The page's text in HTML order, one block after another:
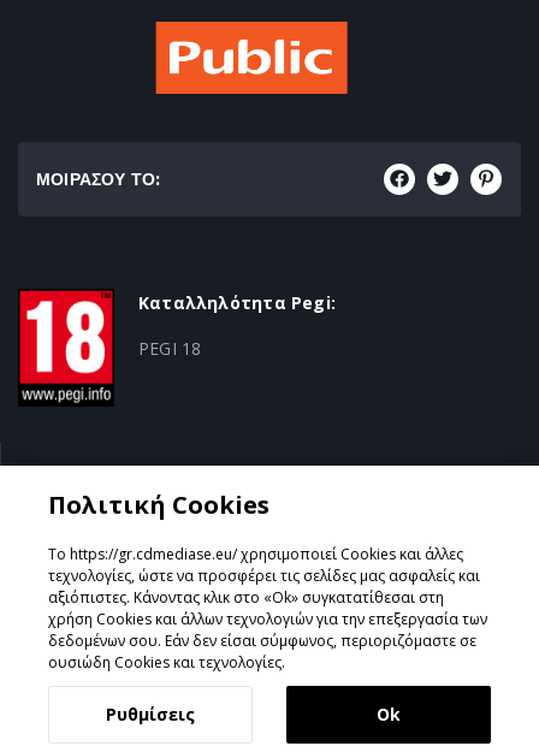
ΜΟΙΡΑΣΟΥ ΤΟ:
Καταλληλότητα Pegi:
PEGI 18
Action/Adventure
Σχεδιάστηκε & Υλοποιήθηκε απόGeeSmo - Internet
Transformation
Πολιτική Cookies
Το https://gr.cdmediase.eu/ χρησιμοποιεί Cookies και άλλες
τεχνολογίες, ώστε να προσφέρει τις σελίδες μας ασφαλείς και
αξιόπιστες. Κάνοντας κλικ στο «Ok» συγκατατίθεσαι στη
χρήση Cookies και άλλων τεχνολογιών για την επεξεργασία των
δεδομένων σου. Εάν δεν είσαι σύμφωνος, περιοριζόμαστε σε
ουσιώδη Cookies και τεχνολογίες.
Ρυθμίσεις Ok